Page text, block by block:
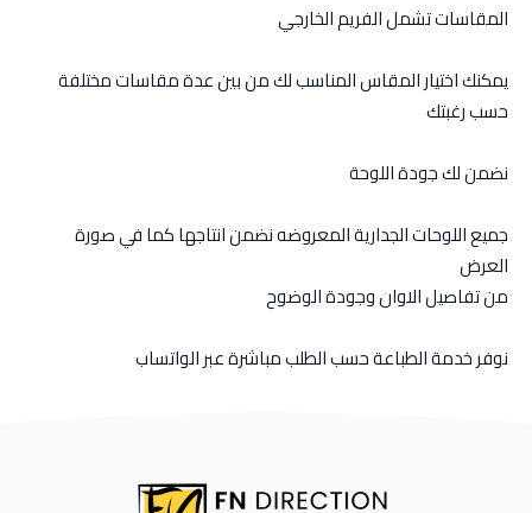
المقاسات تشمل الفريم الخارجي
يمكنك اختيار المقاس المناسب لك من بين عدة مقاسات مختلفة
حسب رغبتك
نضمن لك جودة اللوحة
جميع اللوحات الجدارية المعروضه نضمن انتاجها كما في صورة
العرض
من تفاصيل الاوان وجودة الوضوح
نوفر خدمة الطباعة حسب الطلب مباشرة عبر الواتساب